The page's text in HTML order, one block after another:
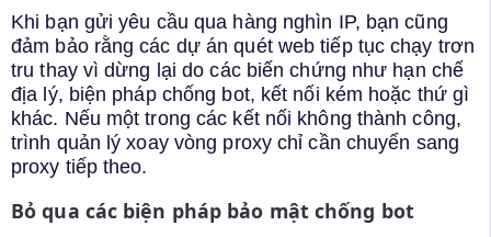
Khi bạn gửi yêu cầu qua hàng nghìn IP, bạn cũng
đảm bảo rằng các dự án quét web tiếp tục chạy trơn
tru thay vì dừng lại do các biến chứng như hạn chế
địa lý, biện pháp chống bot, kết nối kém hoặc thứ gì
khác. Nếu một trong các kết nối không thành công,
trình quản lý xoay vòng proxy chỉ cần chuyển sang
proxy tiếp theo.
Bỏ qua các biện pháp bảo mật chống bot